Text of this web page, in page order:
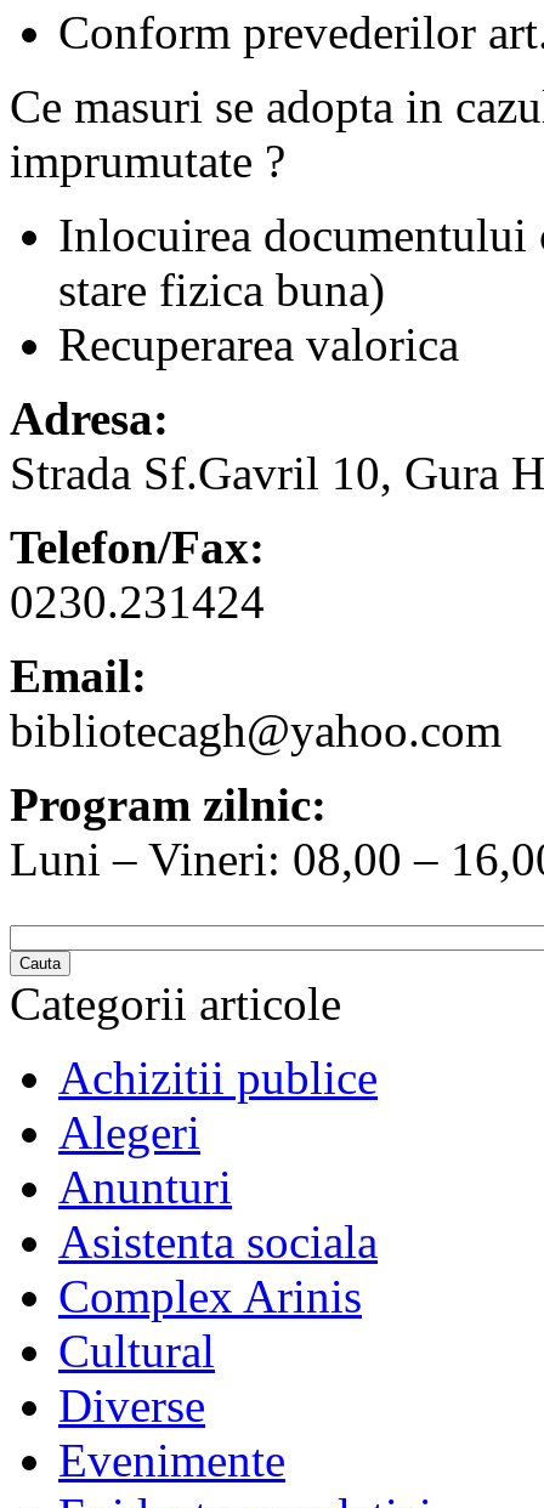
Conform prevederilor
Ce masuri se adopta in
imprumutate ?
Inlocuirea
stare fizica buna)
Recuperarea valorica
Adresa:
Strada Sf.Gavril 10, Gura
Telefon/Fax:
0230.231424
Email:
bibliotecagh@yahoo.com
Program zilnic:
Luni – Vineri: 08,00 –
Cauta
Categorii articole
Achizitii publice
Alegeri
Anunturi
Asistenta sociala
Complex Arinis
Cultural
Diverse
Evenimente